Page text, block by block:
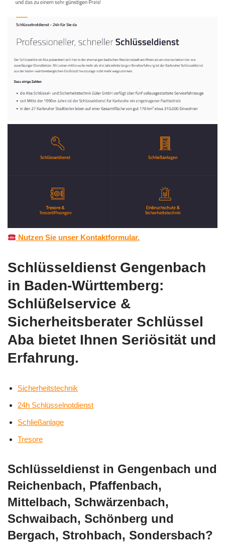
Nutzen Sie unser Kontaktformular.
Schlüsseldienst Gengenbach
in Baden-Württemberg:
Schlüßelservice &
Sicherheitsberater Schlüssel
Aba bietet Ihnen Seriösität und
Erfahrung.
Sicherheitstechnik
24h Schlüsselnotdienst
Schließanlage
Tresore
Schlüsseldienst in Gengenbach und
Reichenbach, Pfaffenbach,
Mittelbach, Schwärzenbach,
Schwaibach, Schönberg und
Bergach, Strohbach, Sondersbach?